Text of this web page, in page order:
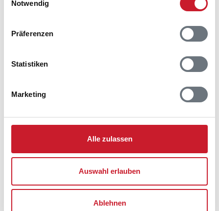
Notwendig
Präferenzen
Statistiken
Marketing
Alle zulassen
Auswahl erlauben
Ablehnen
Belegungskalender